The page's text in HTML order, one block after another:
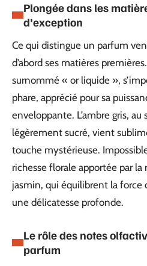
Plongée dans les
d’exception
Ce qui distingue un parfum
d’abord ses matières
surnommé « or liquide »,
phare, apprécié pour sa
enveloppante. L’ambre gris, au
légèrement sucré, vient
touche mystérieuse.
richesse florale apportée par la
jasmin, qui équilibrent la force
une délicatesse profonde.
Le rôle des notes
parfum